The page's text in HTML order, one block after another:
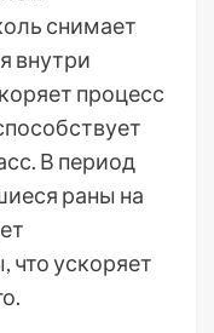
снимает
внутри
процесс
В период
раны на
что ускоряет